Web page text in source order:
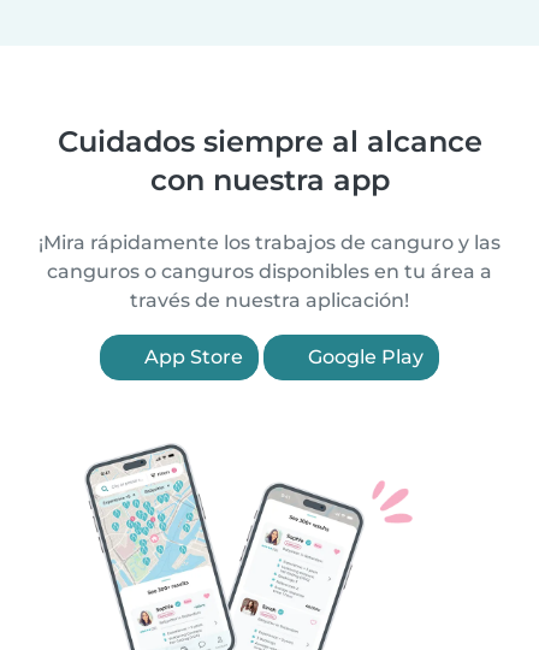
Cuidados siempre al alcance
con nuestra app
¡Mira rápidamente los trabajos de canguro y las
canguros o canguros disponibles en tu área a
través de nuestra aplicación!
App Store Google Play